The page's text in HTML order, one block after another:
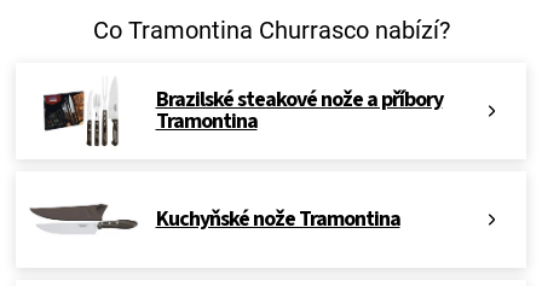
PŘIHLÁŠENÍ
Co Tramontina Churrasco nabízí?
Brazilské steakové nože a příbory
Tramontina
Kuchyňské nože Tramontina